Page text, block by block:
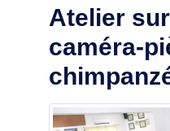
Atelier
caméra-